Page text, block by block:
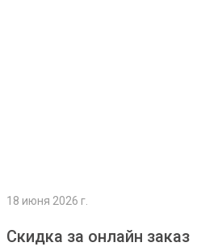
18 июня 2026 г.
Скидка за онлайн заказ